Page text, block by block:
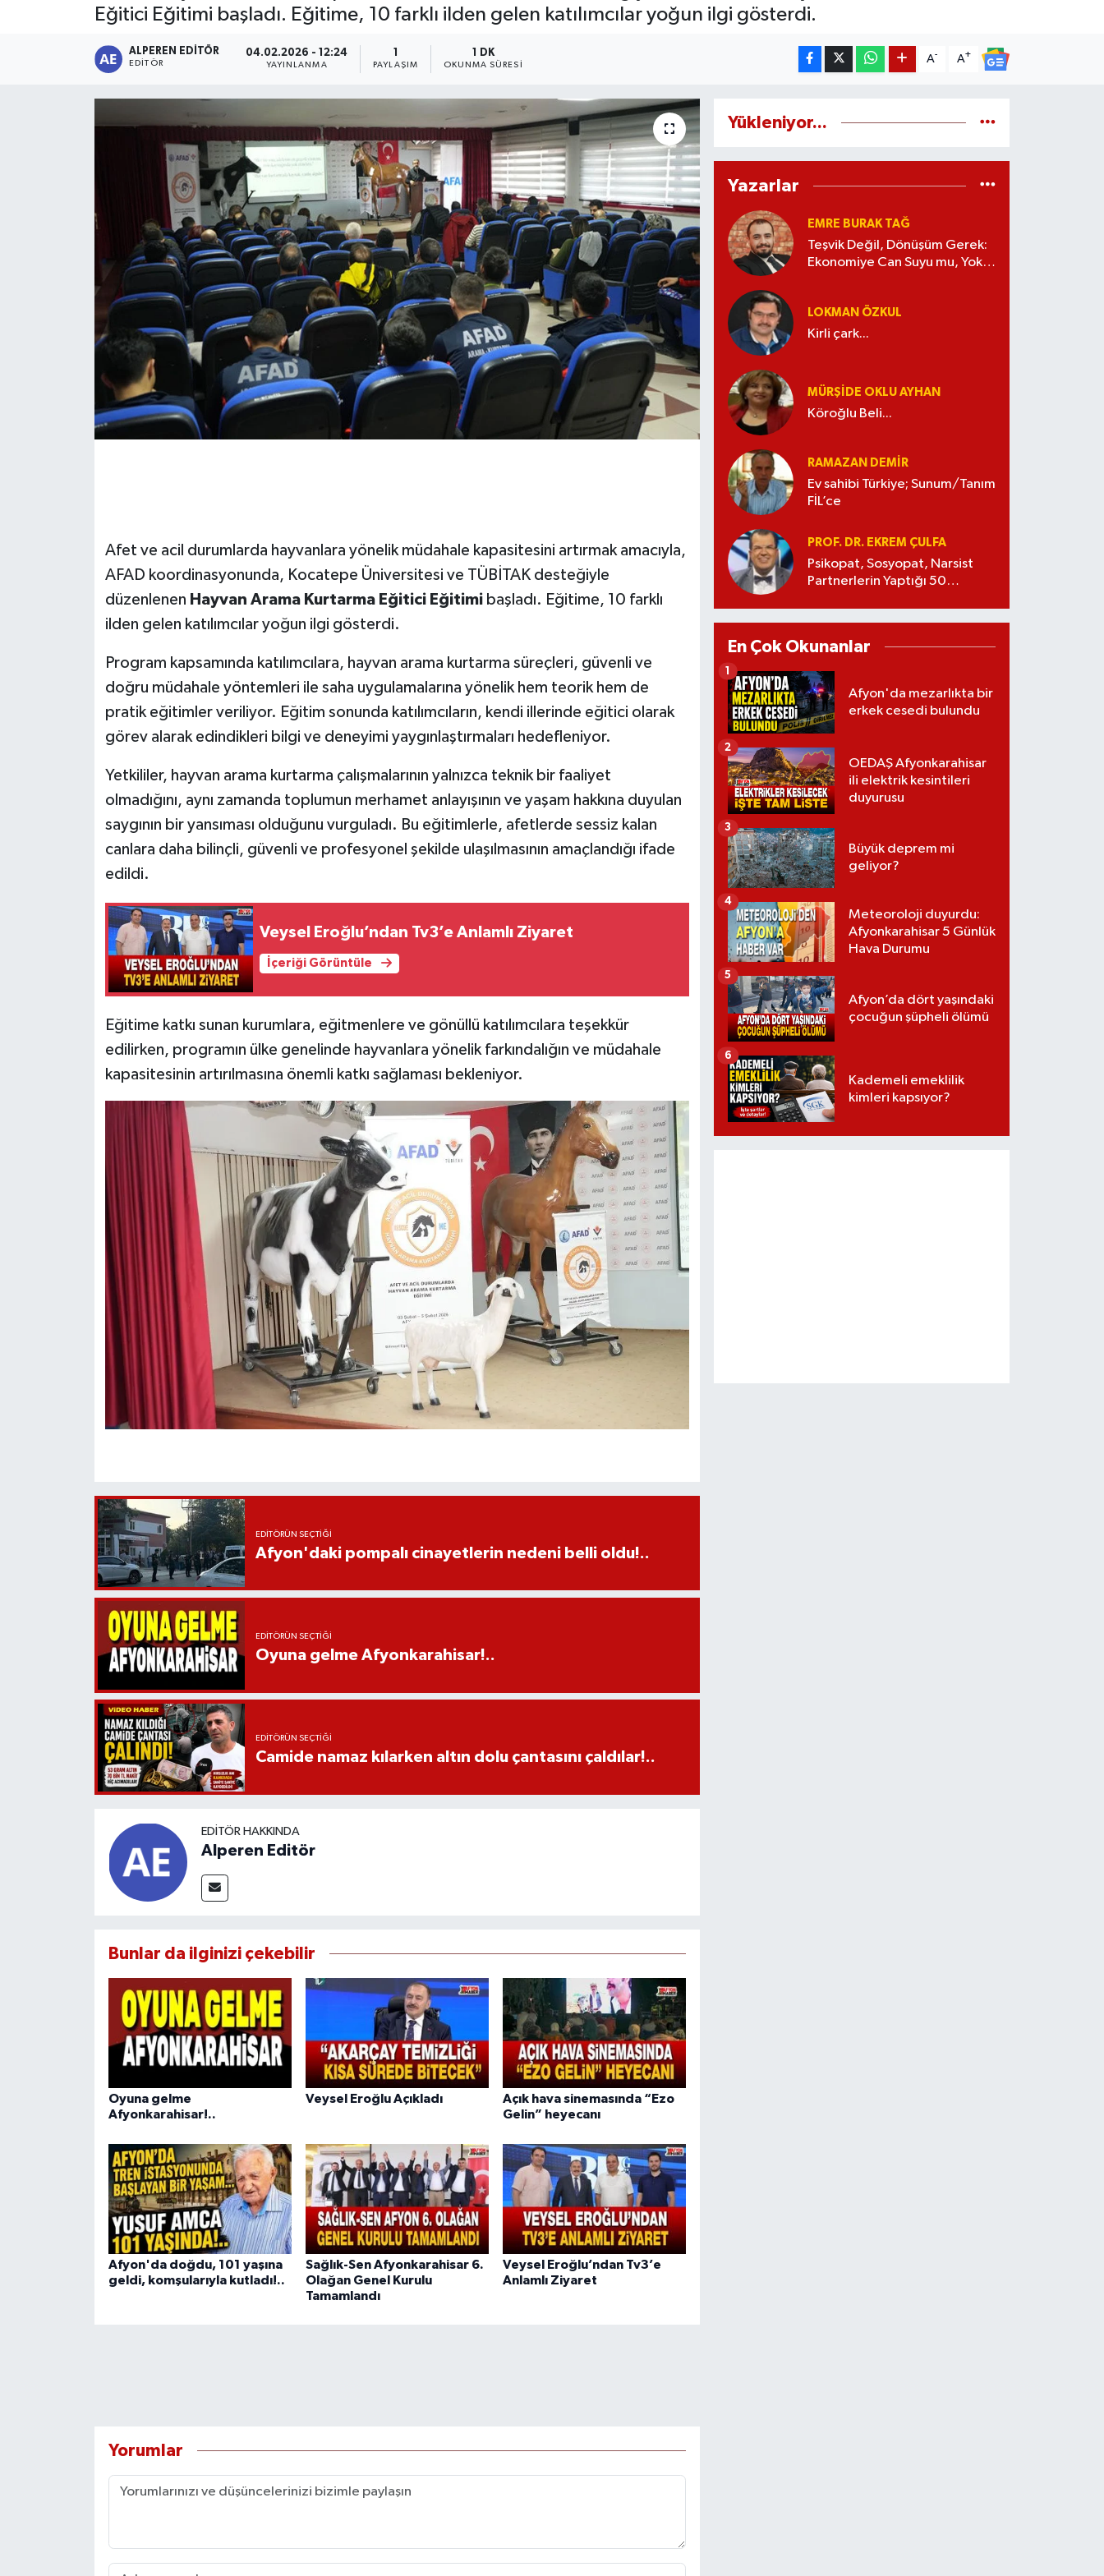
Eğitici Eğitimi başladı. Eğitime, 10 farklı ilden gelen katılımcılar yoğun ilgi gösterdi.
ALPEREN EDITÖR
EDITÖR
04.02.2026 - 12:24
YAYINLANMA PAYLAŞIM
1 DK
OKUNMA SÜRESI
A- A+
Afet ve acil durumlarda hayvanlara yönelik müdahale kapasitesini artırmak amacıyla,
AFAD koordinasyonunda, Kocatepe Üniversitesi ve TÜBİTAK desteğiyle
düzenlenen Hayvan Arama Kurtarma Eğitici Eğitimibaşladı. Eğitime, 10 farklı
ilden gelen katılımcılar yoğun ilgi gösterdi.
Program kapsamında katılımcılara, hayvan arama kurtarma süreçleri, güvenli ve
doğru müdahale yöntemleri ile saha uygulamalarına yönelik hem teorik hem de
pratik eğitimler veriliyor. Eğitim sonunda katılımcıların, kendi illerinde eğitici olarak
görev alarak edindikleri bilgi ve deneyimi yaygınlaştırmaları hedefleniyor.
Yetkililer, hayvan arama kurtarma çalışmalarının yalnızca teknik bir faaliyet
olmadığını, aynı zamanda toplumun merhamet anlayışının ve yaşam hakkına duyulan
saygının bir yansıması olduğunu vurguladı. Bu eğitimlerle, afetlerde sessiz kalan
canlara daha bilinçli, güvenli ve profesyonel şekilde ulaşılmasının amaçlandığı ifade
edildi.
Veysel Eroğlu’ndan Tv3’e Anlamlı Ziyaret
İçeriği Görüntüle
Eğitime katkı sunan kurumlara, eğitmenlere ve gönüllü katılımcılara teşekkür
edilirken, programın ülke genelinde hayvanlara yönelik farkındalığın ve müdahale
kapasitesinin artırılmasına önemli katkı sağlaması bekleniyor.
EDITÖRÜN SEÇTIĞI
Afyon'daki pompalı cinayetlerin nedeni belli oldu!..
EDITÖRÜN SEÇTIĞI
Oyuna gelme Afyonkarahisar!..
EDITÖRÜN SEÇTIĞI
Camide namaz kılarken altın dolu çantasını çaldılar!..
EDITÖR HAKKINDA
Alperen Editör
Bunlar da ilginizi çekebilir
Oyuna gelme
Afyonkarahisar!..
Veysel Eroğlu Açıkladı
Açık hava sinemasında “Ezo
Gelin” heyecanı
Afyon'da doğdu, 101 yaşına
geldi, komşularıyla kutladı!..
Sağlık-Sen Afyonkarahisar 6.
Olağan Genel Kurulu
Tamamlandı
Veysel Eroğlu’ndan Tv3’e
Anlamlı Ziyaret
Yorumlar
Yükleniyor...
Yazarlar
EMRE BURAK TAĞ
Teşvik Değil, Dönüşüm Gerek:
Ekonomiye Can Suyu mu, Yoksa
LOKMAN ÖZKUL
Kirli çark...
MÜRŞIDE OKLU AYHAN
Köroğlu Beli...
RAMAZAN DEMİR
Ev sahibi Türkiye; Sunum/Tanım
FİL’ce
PROF. DR. EKREM ÇULFA
Psikopat, Sosyopat, Narsist
Partnerlerin Yaptığı 50
En Çok Okunanlar
Afyon'da mezarlıkta bir
erkek cesedi bulundu
1
OEDAŞ Afyonkarahisar
ili elektrik kesintileri
duyurusu
2
Büyük deprem mi
geliyor?
3
Meteoroloji duyurdu:
Afyonkarahisar 5 Günlük
Hava Durumu
4
Afyon’da dört yaşındaki
çocuğun şüpheli ölümü
5
Kademeli emeklilik
kimleri kapsıyor?
6
Etkinlikler